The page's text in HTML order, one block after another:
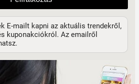
E-mailt kapni az aktuális trendekről,
kuponakciókról. Az emailről